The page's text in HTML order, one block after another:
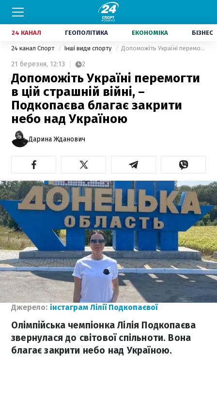
24 КАНАЛ ГЕОПОЛІТИКА ЕКОНОМІКА БІЗНЕС
24 канал Спорт Інші види спорту Допоможіть Україні перемогти в цій страшній війні, – Подкопаєва благає закрити небо над Україною
21 березня, 12:13 2
Допоможіть Україні перемогти
в цій страшній війні, –
Подкопаєва благає закрити
небо над Україною
Дарина Жданович
Джерело: інстаграм Лілії Подкопаєвої
Олімпійська чемпіонка Лілія Подкопаєва
звернулася до світової спільноти. Вона
благає закрити небо над Україною.